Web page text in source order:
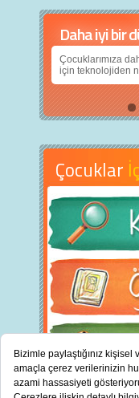
Daha iyi bir
Çocuklarımıza
için teknolojiden
Çocuklar